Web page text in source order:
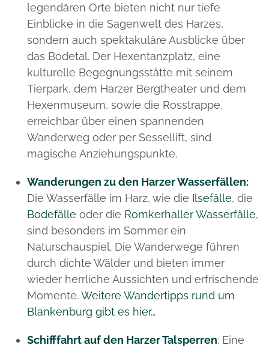
legendären Orte bieten nicht nur tiefe
Einblicke in die Sagenwelt des Harzes,
sondern auch spektakuläre Ausblicke über
das Bodetal. Der Hexentanzplatz, eine
kulturelle Begegnungsstätte mit seinem
Tierpark, dem Harzer Bergtheater und dem
Hexenmuseum, sowie die Rosstrappe,
erreichbar über einen spannenden
Wanderweg oder per Sessellift, sind
magische Anziehungspunkte.
Wanderungen zu den Harzer Wasserfällen:
Die Wasserfälle im Harz, wie die Ilsefälle, die
Bodefälle oder die Romkerhaller Wasserfälle,
sind besonders im Sommer ein
Naturschauspiel. Die Wanderwege führen
durch dichte Wälder und bieten immer
wieder herrliche Aussichten und erfrischende
Momente.Weitere Wandertipps rund um
Blankenburg gibt es hier…
Schifffahrt auf den Harzer Talsperren: Eine